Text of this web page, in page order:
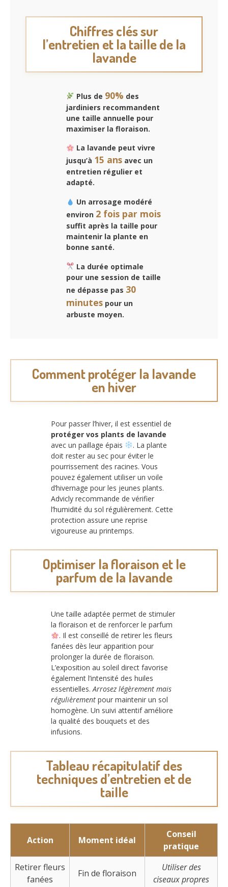
Chiffres clés sur
l’entretien et la taille de la
lavande
Plus de 90% des
jardiniers recommandent
une taille annuelle pour
maximiser la floraison.
La lavande peut vivre
jusqu’à 15 ans avec un
entretien régulier et
adapté.
Un arrosage modéré
environ 2 fois par mois
suffit après la taille pour
maintenir la plante en
bonne santé.
La durée optimale
pour une session de taille
ne dépasse pas 30
minutes pour un
arbuste moyen.
Comment protéger la lavande
en hiver
Pour passer l’hiver, il est essentiel de
protéger vos plants de lavande
avec un paillage épais
. La plante
doit rester au sec pour éviter le
pourrissement des racines. Vous
pouvez également utiliser un voile
d’hivernage pour les jeunes plants.
Advicly recommande de vérifier
l’humidité du sol régulièrement. Cette
protection assure une reprise
vigoureuse au printemps.
Optimiser la floraison et le
parfum de la lavande
Une taille adaptée permet de stimuler
la floraison et de renforcer le parfum
. Il est conseillé de retirer les fleurs
fanées dès leur apparition pour
prolonger la durée de floraison.
L’exposition au soleil direct favorise
également l’intensité des huiles
essentielles.Arrosez légèrement mais
régulièrement pour maintenir un sol
homogène. Un suivi attentif améliore
la qualité des bouquets et des
infusions.
Tableau récapitulatif des
techniques d’entretien et de
taille
Action Moment idéal
Conseil
pratique
Retirer fleurs
fanées
Fin de floraison
Utiliser des
ciseaux propres